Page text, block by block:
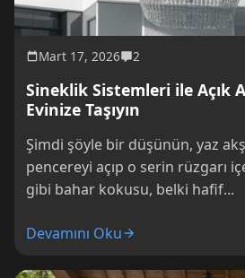
Mart 17, 2026 2
Sineklik Sistemleri ile Açık
Evinize Taşıyın
Şimdi şöyle bir düşünün, yaz
pencereyi açıp o serin rüzgarı
gibi bahar kokusu, belki hafif...
Devamını Oku